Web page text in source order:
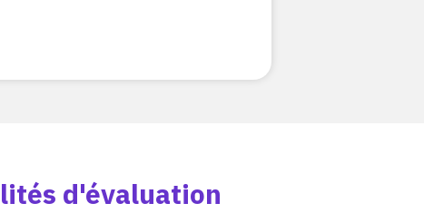
d'évaluation